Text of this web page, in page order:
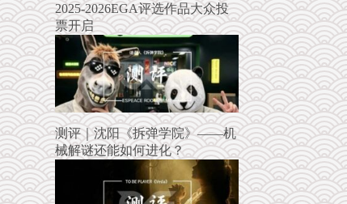
2025-2026EGA评选作品大众投
票开启
测评｜沈阳《拆弹学院》——机
械解谜还能如何进化？